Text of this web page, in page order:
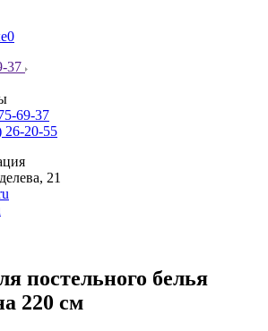
0
37
69-37
26-20-55
21
постельного белья
220 см